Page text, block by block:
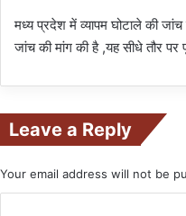
मध्य प्रदेश में व्यापम घोटाले की
जांच की मांग की है ,यह सीधे तौर पर
Leave a Reply
Your email address will not be